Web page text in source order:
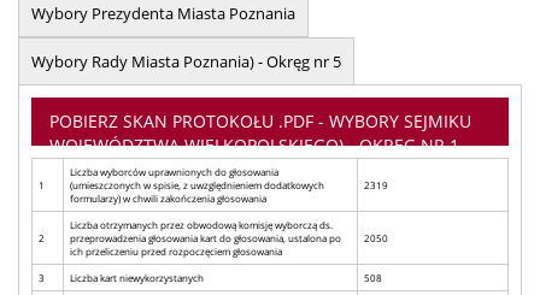
Wybory Prezydenta Miasta Poznania
Wybory Rady Miasta Poznania) - Okręg nr 5
POBIERZ SKAN PROTOKOŁU .PDF - WYBORY SEJMIKU
WOJEWÓDZTWA WIELKOPOLSKIEGO) - OKRĘG NR 1
1
Liczba wyborców uprawnionych do głosowania
(umieszczonych w spisie, z uwzględnieniem dodatkowych
formularzy) w chwili zakończenia głosowania
2319
2
Liczba otrzymanych przez obwodową komisję wyborczą ds.
przeprowadzenia głosowania kart do głosowania, ustalona po
ich przeliczeniu przed rozpoczęciem głosowania
2050
3 Liczba kart niewykorzystanych 508